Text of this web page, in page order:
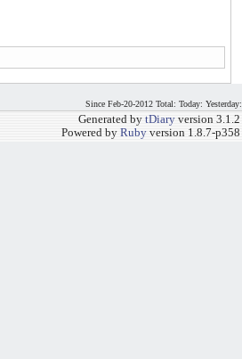
Since Feb-20-2012 Total: Today: Yesterday:
Generated by tDiary version 3.1.2
Powered by Ruby version 1.8.7-p358